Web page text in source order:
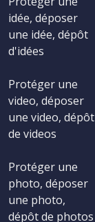
idée, déposer
une idée, dépôt
d'idées
Protéger une
video, déposer
une video, dépôt
de videos
Protéger une
photo, déposer
une photo,
dépôt de photos